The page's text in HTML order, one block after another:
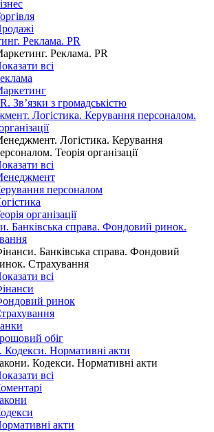
Реклама. PR
Реклама. PR
всі
Зв’язки з громадськістю
Логістика. Керування персоналом.
Логістика. Керування
Теорія організації
всі
персоналом
організації
Банківська справа. Фондовий ринок.
Банківська справа. Фондовий
Страхування
всі
ринок
обіг
Кодекси. Нормативні акти
Кодекси. Нормативні акти
всі
акти